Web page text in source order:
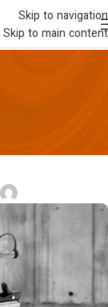
Skip to navigation
Skip to main content